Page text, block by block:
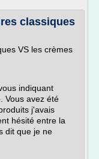
classiques
VS les crèmes
indiquant
Vous avez été
j'avais
hésité entre la
dit que je ne